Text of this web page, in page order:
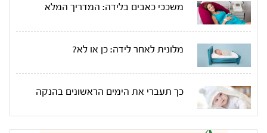
משככי כאבים בלידה: המדריך המלא
מלונית לאחר לידה: כן או לא?
כך תעברי את הימים הראשונים בהנקה